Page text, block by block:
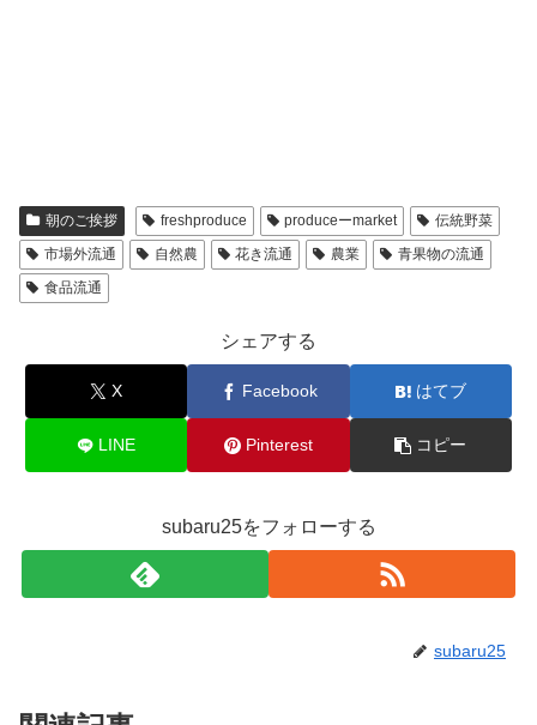
朝のご挨拶 freshproduce produceーmarket
伝統野菜
市場外流通
自然農 花き流通 農業
青果物の流通
食品流通
シェアする
X Facebook はてブ
LINE Pinterest コピー
subaru25をフォローする
subaru25